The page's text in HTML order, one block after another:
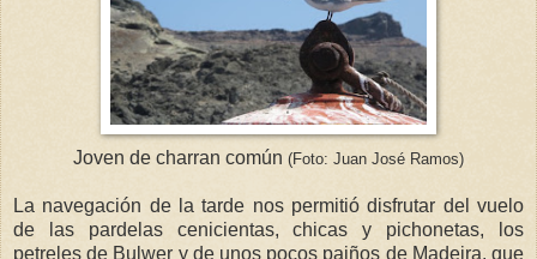
Joven de charran común (Foto: Juan José Ramos)
La navegación de la tarde nos permitió disfrutar del vuelo
de las pardelas cenicientas, chicas y pichonetas, los
petreles de Bulwer y de unos pocos paiños de Madeira, que